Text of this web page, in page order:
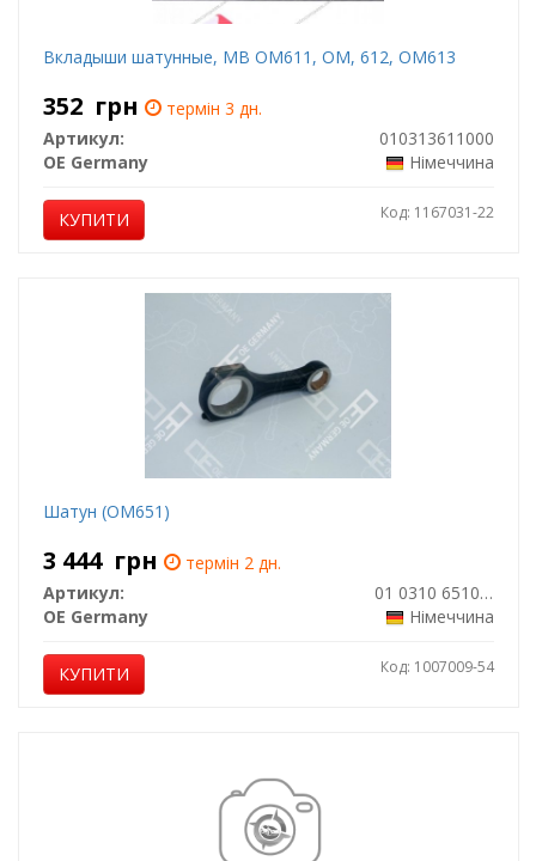
Вкладыши шатунные, MB OM611, OM, 612, OM613
352 грн
термін 3 дн.
Артикул:
010313611000
OE Germany
Німеччина
КУПИТИ Код: 1167031-22
Шатун (OM651)
3 444 грн
термін 2 дн.
Артикул:
01 0310 651000
OE Germany
Німеччина
КУПИТИ Код: 1007009-54